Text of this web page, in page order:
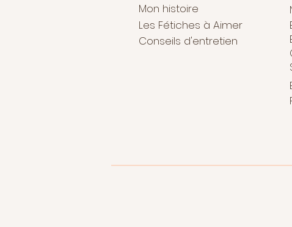
Mon histoire
Les Fétiches à Aimer
Conseils d'entretien